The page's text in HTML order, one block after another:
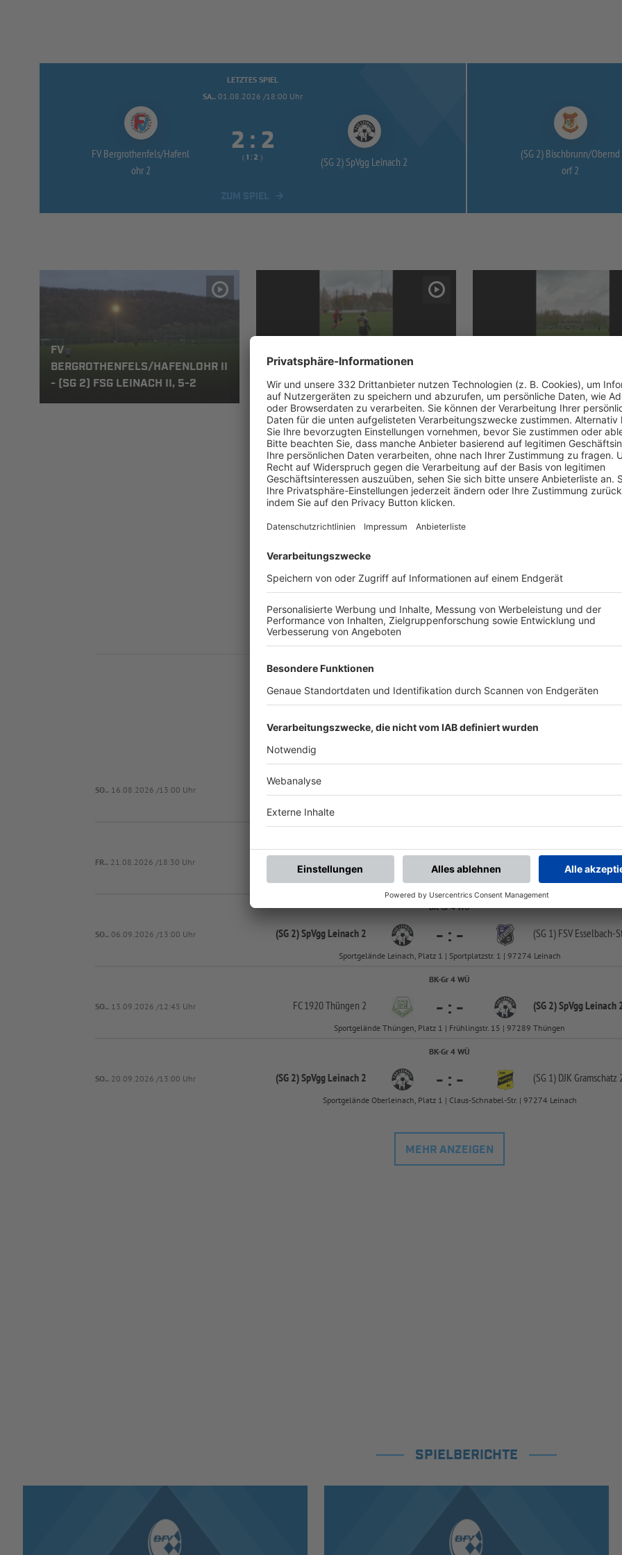
LETZTES SPIEL
SA.. 01.08.2026 /18:00 Uhr
FV Bergrothenfels/Hafenl
ohr 2
 : 
(  :  ) (SG 2) SpVgg Leinach 2
(SG 2) Bischbrunn/Obernd
orf 2
FV
BERGROTHENFELS/HAFENLOHR II
- (SG 2) FSG LEINACH II, 5-2
TSV EISINGEN II - (SG) FSG
LEINACH II, 2:3
LEINACH II, 2:3
UNSERE NEUIGKEITEN FÜR DICH
Nächste Spiele
BK-Gr 4 WÜ
SO.. 16.08.2026 /13:00 Uhr (SG 2) Bischbrunn/ -:-
Sportgelände Bischbrunn, Platz 1 | Kreuzhöhstr. 28 | 97836 Bischbrunn
FR.. 21.08.2026 /18:30 Uhr - : - FV Karlstadt
Sportgelände Oberleinach, Platz 1 | Claus-Schnabel-Str. | 97274 Leinach
BK-Gr 4 WÜ
SO.. 06.09.2026 /13:00 Uhr (SG 2) SpVgg Leinach 2 - : - (SG 1) FSV Esselbach-
Sportgelände Leinach, Platz 1 | Sportplatzstr. 1 | 97274 Leinach
BK-Gr 4 WÜ
SO.. 13.09.2026 /12:45 Uhr FC 1920 Thüngen 2 - : - (SG 2) SpVgg Leinach
Sportgelände Thüngen, Platz 1 | Frühlingstr. 15 | 97289 Thüngen
BK-Gr 4 WÜ
SO.. 20.09.2026 /13:00 Uhr (SG 2) SpVgg Leinach 2 - : - (SG 1) DJK Gramschatz
Sportgelände Oberleinach, Platz 1 | Claus-Schnabel-Str. | 97274 Leinach
MEHR ANZEIGEN
SPIELBERICHTE